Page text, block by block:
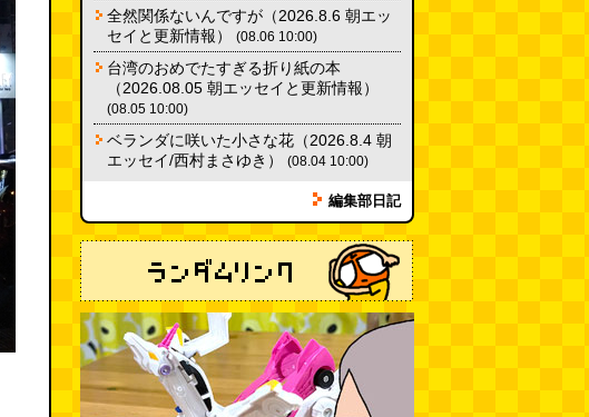
ベランダに咲いた小さな花
（2026.8.4 朝エッセイ/西村まさ
ゆき） (西村まさゆき) (08.04
10:00)
SDカードのケチャップ和え / う
っかりデイリー 2026年8月1日号
(デイリーポータルZ) (08.03 17:00)
全然関係ないんですが（2026.8.6 朝エッ
セイと更新情報）
(08.06 10:00)
台湾のおめでたすぎる折り紙の本
（2026.08.05 朝エッセイと更新情報）
(08.05 10:00)
ベランダに咲いた小さな花（2026.8.4 朝
エッセイ/西村まさゆき）
(08.04 10:00)
編集部日記